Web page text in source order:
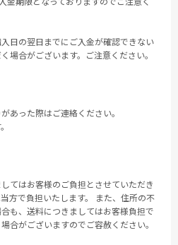
日の翌日までにご入金が確認できない
場合がございます。ご注意ください。
あった際はご連絡ください。
てはお客様のご負担とさせていただき
方で負担いたします。 また、住所の不
も、送料につきましてはお客様負担で
合がございますのでご容赦ください。